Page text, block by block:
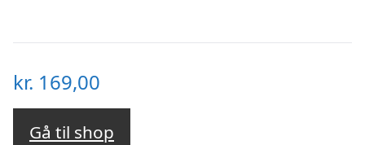
kr. 169,00
Gå til shop